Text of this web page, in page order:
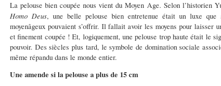
La pelouse bien coupée nous vient du Moyen Age. Selon l’historien
Homo Deus, une belle pelouse bien entretenue était un luxe
moyenâgeux pouvaient s’offrir. Il fallait avoir les moyens pour laisser
et finement coupée ! Et, logiquement, une pelouse trop haute était le
pouvoir. Des siècles plus tard, le symbole de domination sociale
même répandu dans le monde entier.
Une amende si la pelouse a plus de 15 cm